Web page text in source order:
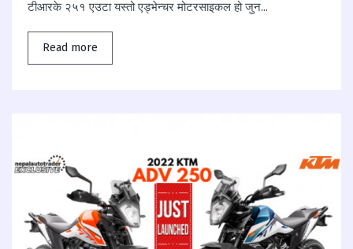
टीआरके २५१ एउटा यस्तो एड्भेन्चर मोटरसाइकल हो जुन...
Read more